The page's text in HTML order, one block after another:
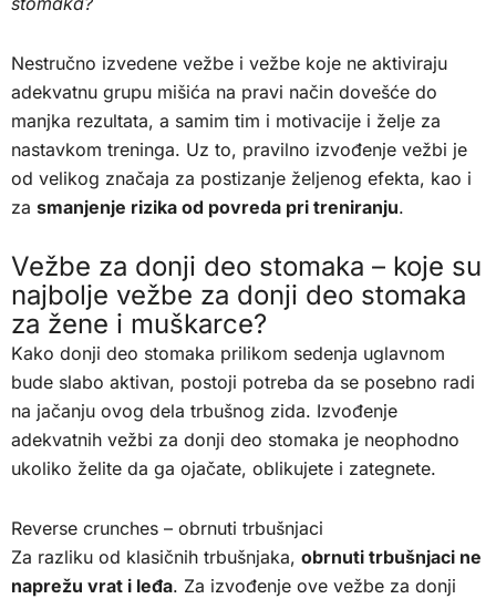
Nestručno izvedene vežbe i vežbe koje ne aktiviraju
adekvatnu grupu mišića na pravi način dovešće do
manjka rezultata, a samim tim i motivacije i želje za
nastavkom treninga. Uz to, pravilno izvođenje vežbi je
od velikog značaja za postizanje željenog efekta, kao i
za smanjenje rizika od povreda pri treniranju.
Vežbe za donji deo stomaka – koje su
najbolje vežbe za donji deo stomaka
za žene i muškarce?
Kako donji deo stomaka prilikom sedenja uglavnom
bude slabo aktivan, postoji potreba da se posebno radi
na jačanju ovog dela trbušnog zida. Izvođenje
adekvatnih vežbi za donji deo stomaka je neophodno
ukoliko želite da ga ojačate, oblikujete i zategnete.
Reverse crunches – obrnuti trbušnjaci
Za razliku od klasičnih trbušnjaka, obrnuti trbušnjaci ne
naprežu vrat i leđa. Za izvođenje ove vežbe za donji